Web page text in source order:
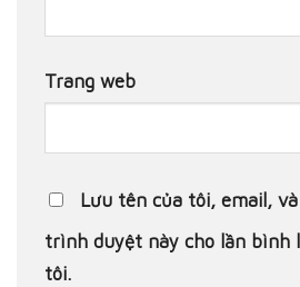
Trang web
Lưu tên của tôi, email,
trình duyệt này cho lần bình
tôi.